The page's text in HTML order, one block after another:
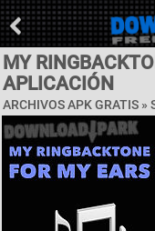
MY
APLICACIÓN
ARCHIVOS APK GRATIS »